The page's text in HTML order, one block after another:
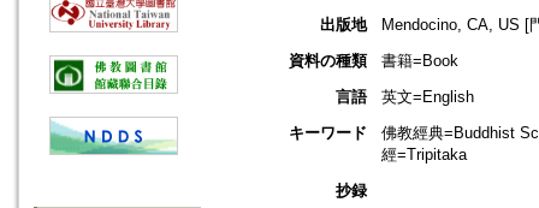
出版地
Mendocino, CA, US [
資料の種類
書籍=Book
言語
英文=English
キーワード
佛教經典=Buddhist
經=Tripitaka
抄録